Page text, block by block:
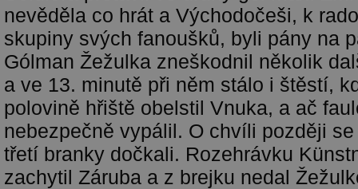
nevěděla co hrát a Východočeši, k
skupiny svých fanoušků, byli pány na
Gólman Žežulka zneškodnil několik
a ve 13. minutě při něm stálo i štěstí,
polovině hřiště obelstil Vnuka, a ač
nebezpečně vypálil. O chvíli později
třetí branky dočkali. Rozehrávku
zachytil Záruba a z brejku nedal